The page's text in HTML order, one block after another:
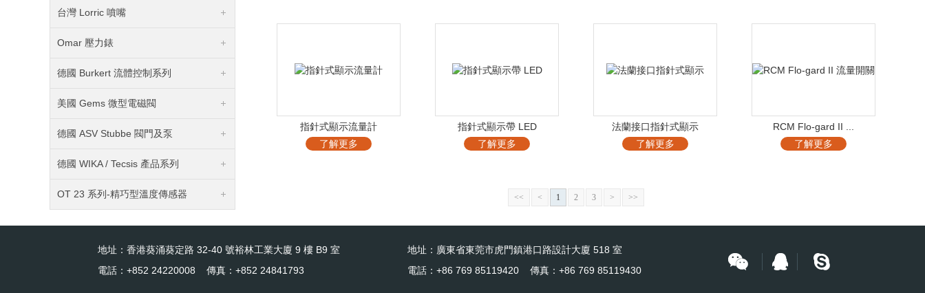
台灣 Lorric 噴嘴
Omar 壓力錶
德國 Burkert 流體控制系列
美國 Gems 微型電磁閥
德國 ASV Stubbe 閥門及泵
德國 WIKA / Tecsis 產品系列
OT 23 系列-精巧型溫度傳感器
指針式顯示流量計
了解更多
指針式顯示帶 LED
了解更多
法蘭接口指針式顯示
了解更多
RCM Flo-gard II ...
了解更多
<< < 1 2 3 > >>
地址：香港葵涌葵定路 32-40 號裕林工業大廈 9 樓 B9 室
電話：+852 24220008 傳真：+852 24841793
地址：廣東省東莞市虎門鎮港口路設計大廈 518 室
電話：+86 769 85119420 傳真：+86 769 85119430